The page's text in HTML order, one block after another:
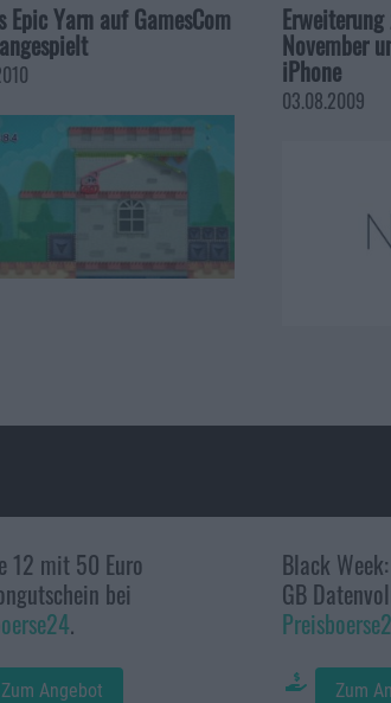
Epic Yarn auf GamesCom
November
iPhone
03.08.2009
12 mit 50 Euro
bei
.
Zum Angebot
Black
GB
Zum